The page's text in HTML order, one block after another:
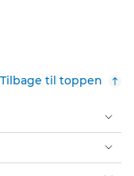
Tilbage til toppen